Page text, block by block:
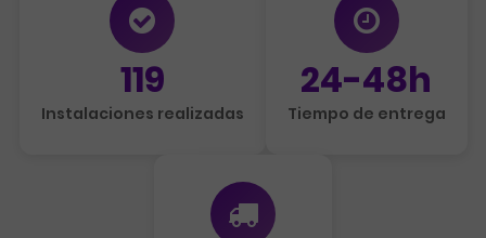
119
Instalaciones realizadas
24-48h
Tiempo de entrega